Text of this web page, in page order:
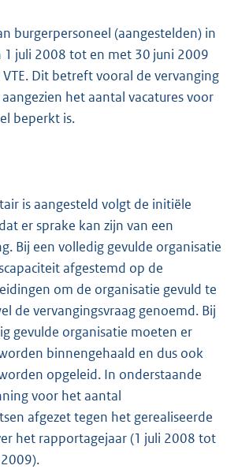
burgerpersoneel (aangestelden) in
1 juli 2008 tot en met 30 juni 2009
Dit betreft vooral de vervanging
het aantal vacatures voor
beperkt is.
is aangesteld volgt de initiële
er sprake kan zijn van een
Bij een volledig gevulde organisatie
afgestemd op de
om de organisatie gevuld te
de vervangingsvraag genoemd. Bij
gevulde organisatie moeten er
binnengehaald en dus ook
opgeleid. In onderstaande
voor het aantal
afgezet tegen het gerealiseerde
het rapportagejaar (1 juli 2008 tot